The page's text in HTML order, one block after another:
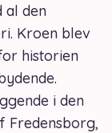
al den
Kroen blev
historien
i den
Fredensborg,